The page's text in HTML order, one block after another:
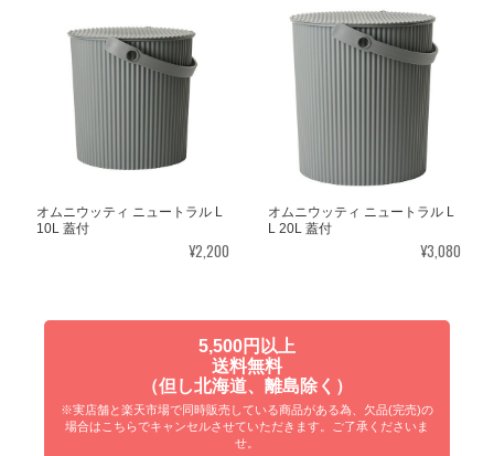
オムニウッティ ニュートラル L
10L 蓋付
¥2,200
オムニウッティ ニュートラル L
L 20L 蓋付
¥3,080
5,500円以上
送料無料
（但し北海道、離島除く）
※実店舗と楽天市場で同時販売している商品がある為、欠品(完売)の
場合はこちらでキャンセルさせていただきます。ご了承くださいま
せ。